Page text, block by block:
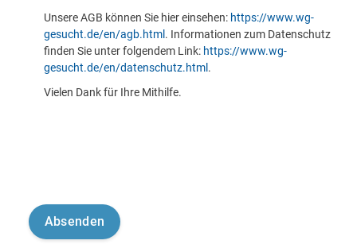
Unsere AGB können Sie hier einsehen: https://www.wg-
gesucht.de/en/agb.html . Informationen zum Datenschutz
finden Sie unter folgendem Link: https://www.wg-
gesucht.de/en/datenschutz.html .
Vielen Dank für Ihre Mithilfe.